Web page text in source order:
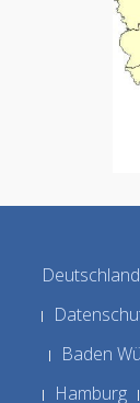
Deutschland
Baden
Hamburg